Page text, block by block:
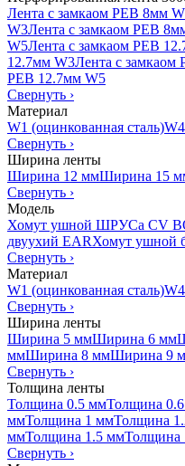
Лента с замкаом PEB 8мм
W3Лента с замкаом PEB
W5Лента с замкаом PEB
12.7мм W3Лента с замкаом
PEB 12.7мм W5
Свернуть ›
Материал
W1 (оцинкованная сталь)
Свернуть ›
Ширина ленты
Ширина 12 ммШирина 15
Свернуть ›
Модель
Хомут ушной ШРУСа CV
двуухий EARХомут ушной
Свернуть ›
Материал
W1 (оцинкованная сталь)
Свернуть ›
Ширина ленты
Ширина 5 ммШирина 6 мм
ммШирина 8 ммШирина 9
Свернуть ›
Толщина ленты
Толщина 0.5 ммТолщина
ммТолщина 1 ммТолщина
ммТолщина 1.5 ммТолщина
Свернуть ›